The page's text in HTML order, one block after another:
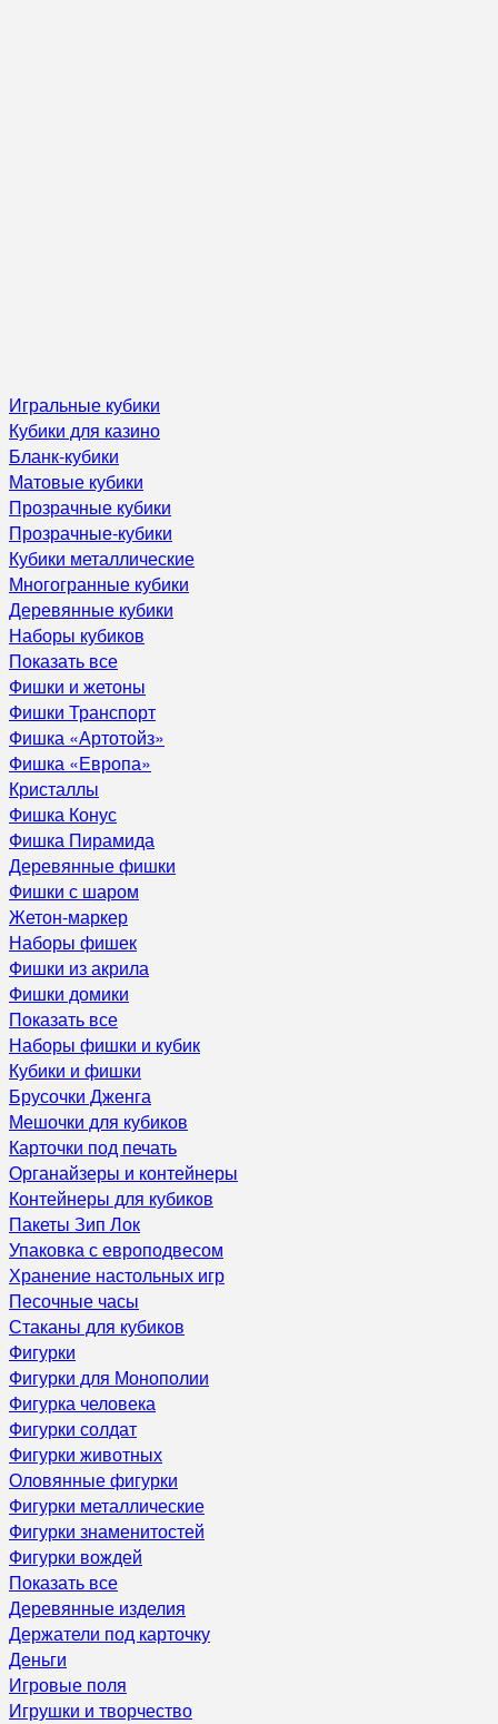
Игральные кубики
Кубики для казино
Бланк-кубики
Матовые кубики
Прозрачные кубики
Прозрачные-кубики
Кубики металлические
Многогранные кубики
Деревянные кубики
Наборы кубиков
Показать все
Фишки и жетоны
Фишки Транспорт
Фишка «Артотойз»
Фишка «Европа»
Кристаллы
Фишка Конус
Фишка Пирамида
Деревянные фишки
Фишки с шаром
Жетон-маркер
Наборы фишек
Фишки из акрила
Фишки домики
Показать все
Наборы фишки и кубик
Кубики и фишки
Брусочки Дженга
Мешочки для кубиков
Карточки под печать
Органайзеры и контейнеры
Контейнеры для кубиков
Пакеты Зип Лок
Упаковка с европодвесом
Хранение настольных игр
Песочные часы
Стаканы для кубиков
Фигурки
Фигурки для Монополии
Фигурка человека
Фигурки солдат
Фигурки животных
Оловянные фигурки
Фигурки металлические
Фигурки знаменитостей
Фигурки вождей
Показать все
Деревянные изделия
Держатели под карточку
Деньги
Игровые поля
Игрушки и творчество